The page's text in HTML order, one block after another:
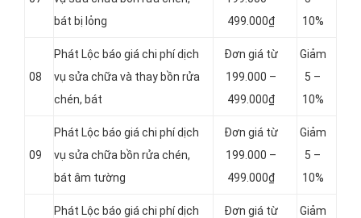
bát bị lỏng
499.000₫
10%
08
Phát Lộc báo giá chi phí dịch
vụ sửa chữa và thay bồn rửa
chén, bát
Đơn giá từ
199.000 –
499.000₫
Giảm
5 –
10%
09
Phát Lộc báo giá chi phí dịch
vụ sửa chữa bồn rửa chén,
bát âm tường
Đơn giá từ
199.000 –
499.000₫
Giảm
5 –
10%
Phát Lộc báo giá chi phí dịch
Đơn giá từ
Giảm